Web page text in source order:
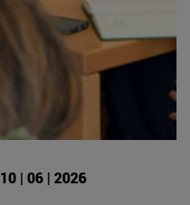
10 | 06 | 2026